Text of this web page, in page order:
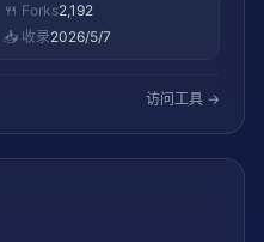
🍴 Forks2,192
📥 收录2026/5/7
访问工具 →